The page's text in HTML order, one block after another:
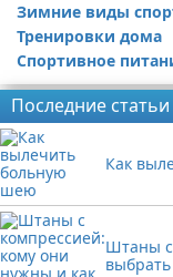
Зимние виды
Тренировки дома
Спортивное
Последние статьи
Как
Штаны с
выбрать